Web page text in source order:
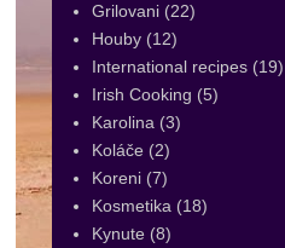
Grilovani (22)
Houby (12)
International recipes (19)
Irish Cooking (5)
Karolina (3)
Koláče (2)
Koreni (7)
Kosmetika (18)
Kynute (8)